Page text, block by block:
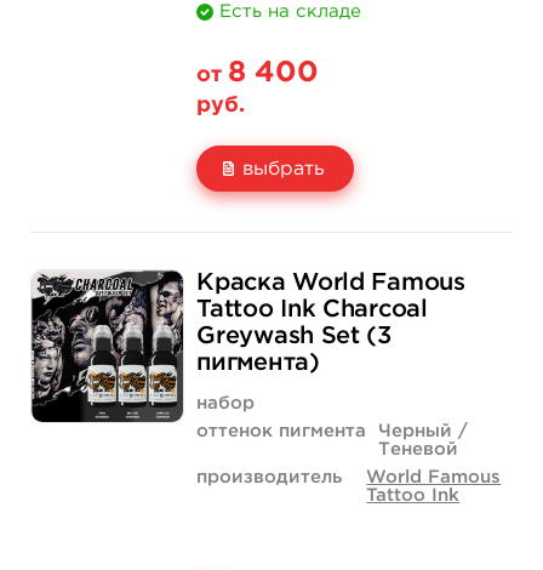
Есть на складе
от 8 400
руб.
выбрать
Цена
Количество
8 400 руб.
купить
23 800 руб.
Краска World Famous
Tattoo Ink Charcoal
Greywash Set (3
пигмента)
набор
оттенок пигмента
Черный /
Теневой
производитель
World Famous
Tattoo Ink